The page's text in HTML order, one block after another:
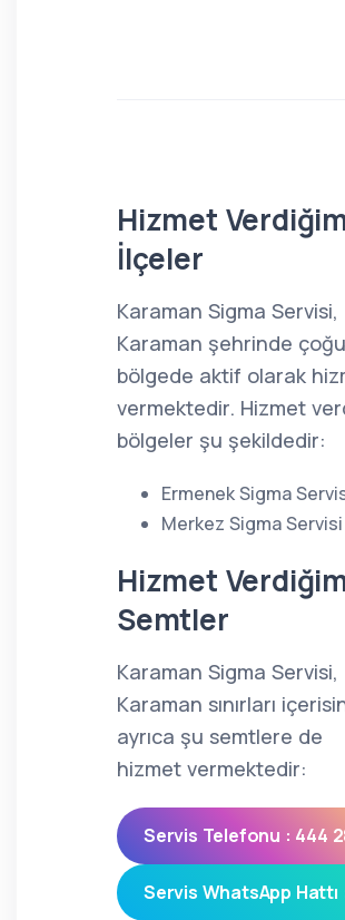
Hizmet
İlçeler
Karaman Sigma Servisi,
Karaman şehrinde çoğu
bölgede aktif olarak
vermektedir. Hizmet
bölgeler şu şekildedir:
Ermenek Sigma
Merkez Sigma Servisi
Hizmet
Semtler
Karaman Sigma Servisi,
Karaman sınırları
ayrıca şu semtlere de
hizmet vermektedir:
Servis Telefonu : 444
Servis WhatsApp Hattı